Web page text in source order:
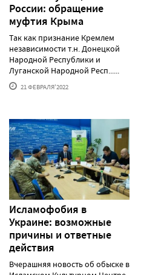
России: обращение
муфтия Крыма
Так как признание Кремлем
независимости т.н. Донецкой
Народной Республики и
Луганской Народной Респ......
21 ФЕВРАЛЯ'2022
Исламофобия в
Украине: возможные
причины и ответные
действия
Вчерашняя новость об обыске в